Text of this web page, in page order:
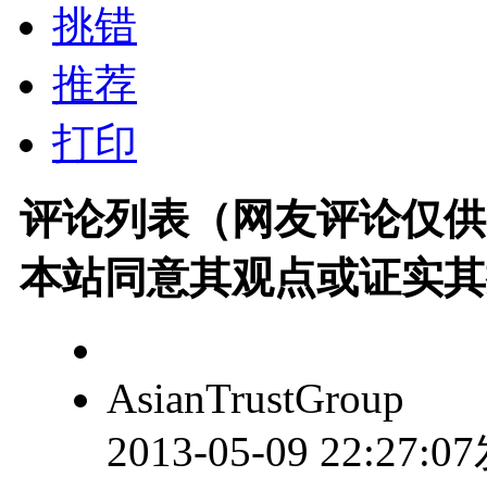
挑错
推荐
打印
评论列表（网友评论仅
本站同意其观点或证实
AsianTrustGroup
2013-05-09